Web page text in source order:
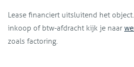
Lease financiert uitsluitend het
inkoop of btw-afdracht kijk je naar
zoals factoring.